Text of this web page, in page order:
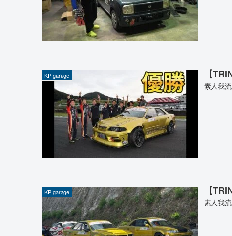
KP garage 【
素人我流
KP garage 【
素人我流